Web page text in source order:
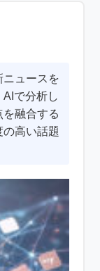
ニュースを
で分析し
融合する
高い話題